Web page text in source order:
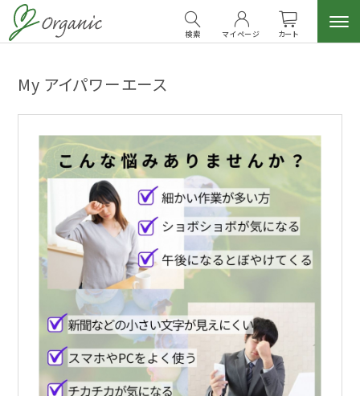
検索 マイページ カート
My アイパワーエース